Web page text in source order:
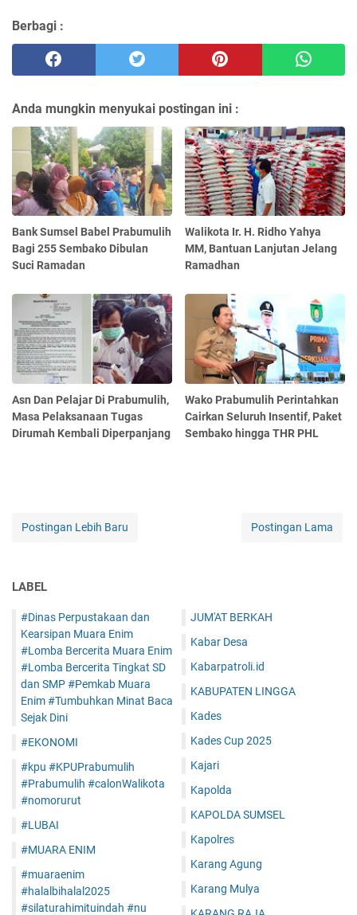
Berbagi :
Anda mungkin menyukai postingan ini :
Bank Sumsel Babel Prabumulih
Bagi 255 Sembako Dibulan
Suci Ramadan
Walikota Ir. H. Ridho Yahya
MM, Bantuan Lanjutan Jelang
Ramadhan
Asn Dan Pelajar Di Prabumulih,
Masa Pelaksanaan Tugas
Dirumah Kembali Diperpanjang
Wako Prabumulih Perintahkan
Cairkan Seluruh Insentif, Paket
Sembako hingga THR PHL
Postingan Lebih Baru Postingan Lama
LABEL
#Dinas Perpustakaan dan
Kearsipan Muara Enim
#Lomba Bercerita Muara Enim
#Lomba Bercerita Tingkat SD
dan SMP #Pemkab Muara
Enim #Tumbuhkan Minat Baca
Sejak Dini
#EKONOMI
#kpu #KPUPrabumulih
#Prabumulih #calonWalikota
#nomorurut
#LUBAI
#MUARA ENIM
#muaraenim
#halalbihalal2025
#silaturahimituindah #nu
JUM'AT BERKAH
Kabar Desa
Kabarpatroli.id
KABUPATEN LINGGA
Kades
Kades Cup 2025
Kajari
Kapolda
KAPOLDA SUMSEL
Kapolres
Karang Agung
Karang Mulya